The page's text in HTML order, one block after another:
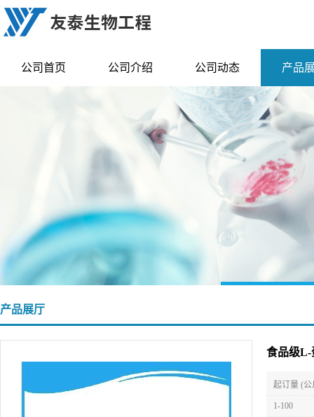
公司首页 公司介绍 公司动态 产品
产品展厅
食品级L-
起订量 (公
1-100